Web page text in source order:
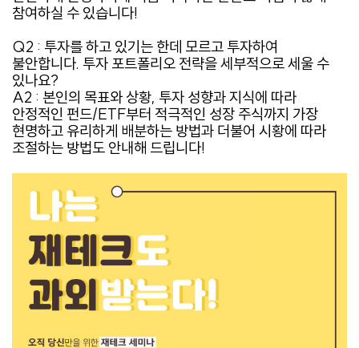
참여하실 수 있습니다!
Q2 : 투자를 하고 있기는 한데 모르고 투자하여
불안합니다. 투자 포트폴리오 전략을 세부적으로 세울 수
있나요?
A2 : 본인의 목표와 상황, 투자 성향과 지식에 따라
안정적인 펀드/ETF부터 적극적인 성장 주식까지 가장
현명하고 유리하게 배분하는 방법과 더불어 시황에 따라
조절하는 방법도 안내해 드립니다!